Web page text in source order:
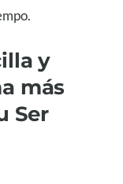
y
más
Ser